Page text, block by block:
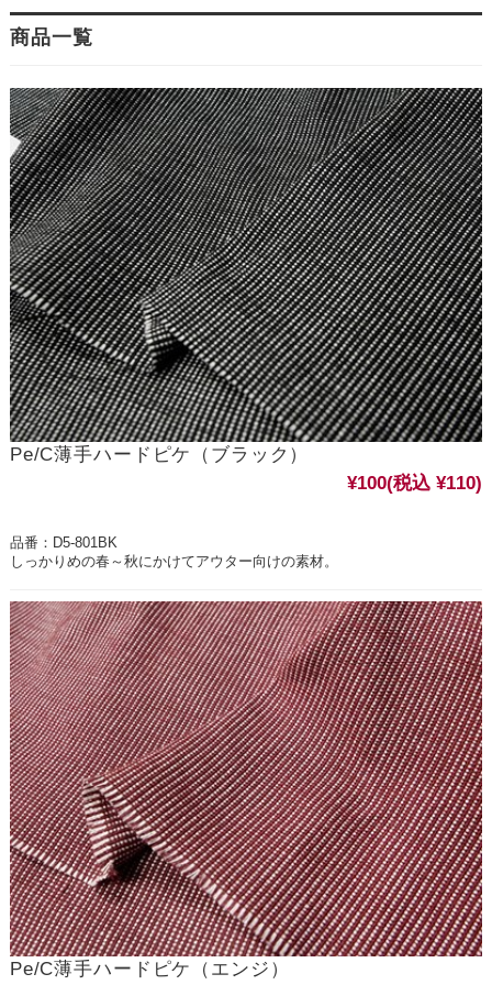
商品一覧
Pe/C薄手ハードピケ（ブラック）
¥100(税込 ¥110)
品番：D5-801BK
しっかりめの春～秋にかけてアウター向けの素材。
Pe/C薄手ハードピケ（エンジ）